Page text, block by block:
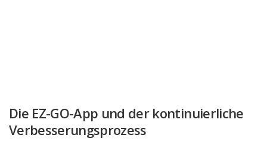
Die EZ-GO-App und der kontinuierliche
Verbesserungsprozess